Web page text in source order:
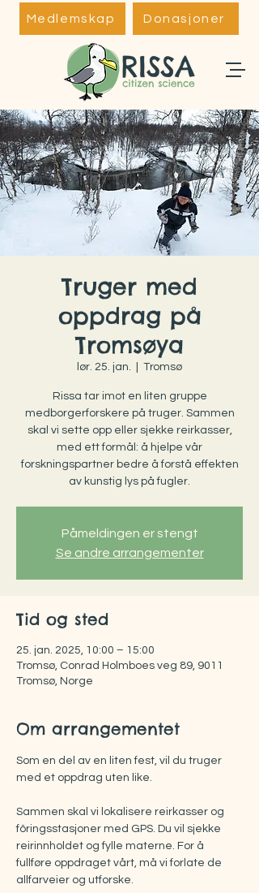
Medlemskap Donasjoner
Truger med
oppdrag på
Tromsøya
lør. 25. jan. Tromsø
Rissa tar imot en liten gruppe
medborgerforskere på truger. Sammen
skal vi sette opp eller sjekke reirkasser,
med ett formål: å hjelpe vår
forskningspartner bedre å forstå effekten
av kunstig lys på fugler.
Påmeldingen er stengt
Se andre arrangementer
Tid og sted
25. jan. 2025, 10:00 – 15:00
Tromsø, Conrad Holmboes veg 89, 9011
Tromsø, Norge
Om arrangementet
Som en del av en liten fest, vil du truger
med et oppdrag uten like.
Sammen skal vi lokalisere reirkasser og
fôringsstasjoner med GPS. Du vil sjekke
reirinnholdet og fylle materne. For å
fullføre oppdraget vårt, må vi forlate de
allfarveier og utforske.